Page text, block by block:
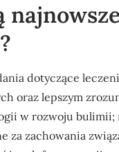
dotyczące
oraz lepszym
w rozwoju bulimii;
za zachowania